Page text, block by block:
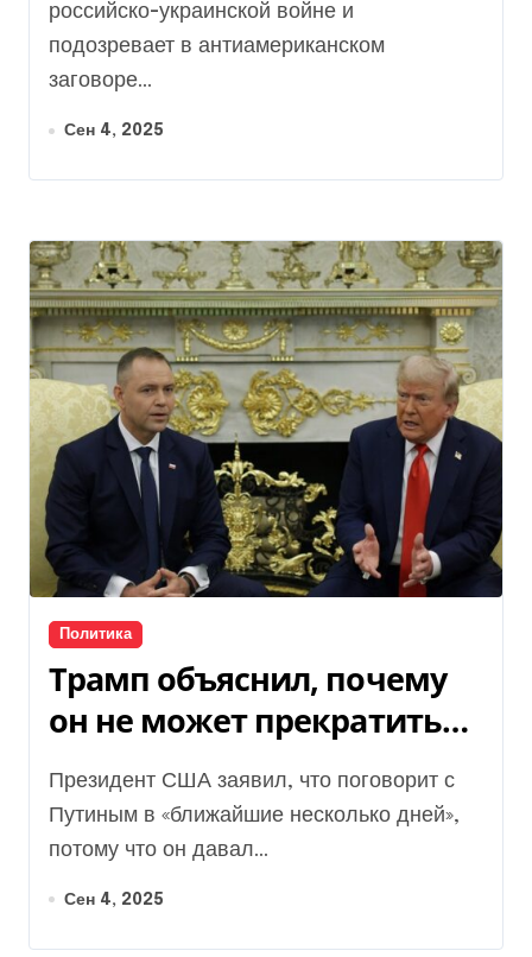
российско-украинской войне и
подозревает в антиамериканском
заговоре...
Сен 4, 2025
Политика
Трамп объяснил, почему
он не может прекратить
войну в Украине
Президент США заявил, что поговорит с
Путиным в «ближайшие несколько дней»,
потому что он давал...
Сен 4, 2025